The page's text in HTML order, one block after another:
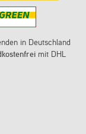
in Deutschland
mit DHL